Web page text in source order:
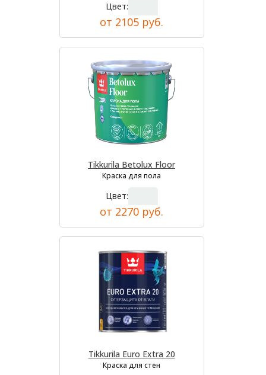
Цвет:
от 2105 руб.
Tikkurila Betolux Floor
Краска для пола
Цвет:
от 2270 руб.
Tikkurila Euro Extra 20
Краска для стен